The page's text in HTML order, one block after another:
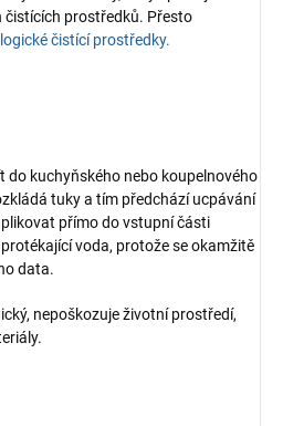
čistících prostředků. Přesto
čistící prostředky.
do kuchyňského nebo koupelnového
tuky a tím předchází ucpávání
přímo do vstupní části
voda, protože se okamžitě
data.
nepoškozuje životní prostředí,